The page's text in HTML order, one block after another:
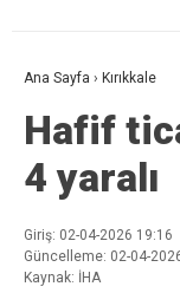
Ana Sayfa › Kırıkkale
Hafif
4 yaralı
Giriş: 02-04-2026 19:16
Güncelleme: 02-04-
Kaynak: İHA